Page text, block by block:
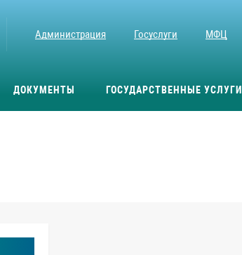
Администрация Госуслуги МФЦ
ДОКУМЕНТЫ ГОСУДАРСТВЕННЫЕ УСЛУГИ